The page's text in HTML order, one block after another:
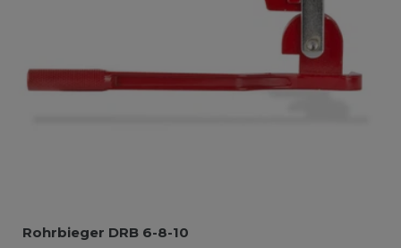
Rohrbieger DRB 6-8-10